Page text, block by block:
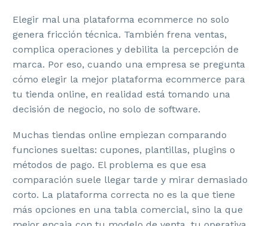
Elegir mal una plataforma ecommerce no solo
genera fricción técnica. También frena ventas,
complica operaciones y debilita la percepción de
marca. Por eso, cuando una empresa se pregunta
cómo elegir la mejor plataforma ecommerce para
tu tienda online, en realidad está tomando una
decisión de negocio, no solo de software.
Muchas tiendas online empiezan comparando
funciones sueltas: cupones, plantillas, plugins o
métodos de pago. El problema es que esa
comparación suele llegar tarde y mirar demasiado
corto. La plataforma correcta no es la que tiene
más opciones en una tabla comercial, sino la que